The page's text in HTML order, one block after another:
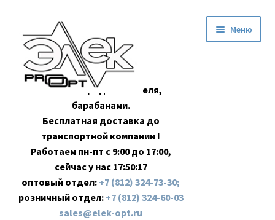
навигации
содержимому
Оптовая продажа кабеля,
барабанами.
Бесплатная доставка до
транспортной компании !
Работаем пн-пт с 9:00 до 17:00,
сейчас у нас 17:50:18
оптовый отдел: +7 (812) 324-73-30;
розничный отдел: +7 (812) 324-60-03
sales@elek-opt.ru
Меню